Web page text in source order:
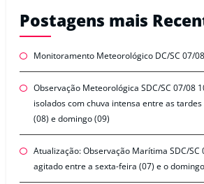
Postagens mais
Monitoramento Meteorológico DC/SC 07/
Observação Meteorológica SDC/SC 07/08
isolados com chuva intensa entre as
(08) e domingo (09)
Atualização: Observação Marítima SDC/SC
agitado entre a sexta-feira (07) e o